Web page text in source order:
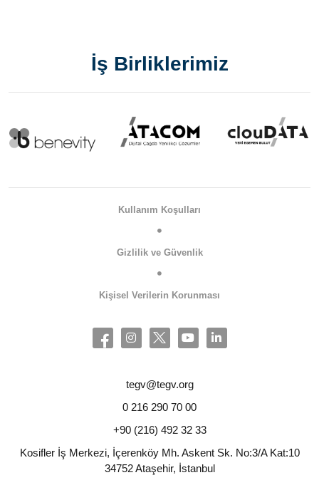
İş Birliklerimiz
Kullanım Koşulları
Gizlilik ve Güvenlik
Kişisel Verilerin Korunması
tegv@tegv.org
0 216 290 70 00
+90 (216) 492 32 33
Kosifler İş Merkezi, İçerenköy Mh. Askent Sk. No:3/A Kat:10
34752 Ataşehir, İstanbul